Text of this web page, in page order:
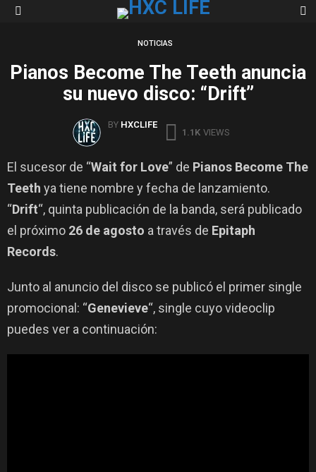
NOTICIAS
Pianos Become The Teeth anuncia
su nuevo disco: “Drift”
BY HXCLIFE
1.1K VIEWS
El sucesor de “Wait for Love” de Pianos Become The
Teeth ya tiene nombre y fecha de lanzamiento.
“Drift“, quinta publicación de la banda, será publicado
el próximo 26 de agosto a través de Epitaph
Records.
Junto al anuncio del disco se publicó el primer single
promocional: “Genevieve“, single cuyo videoclip
puedes ver a continuación: